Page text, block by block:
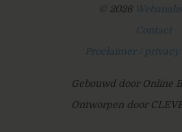
© 2026
Contact
Proclaimer / privacy
Gebouwd door Online
Ontworpen door